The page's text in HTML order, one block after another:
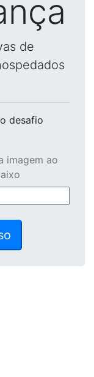
de
desafio
imagem ao